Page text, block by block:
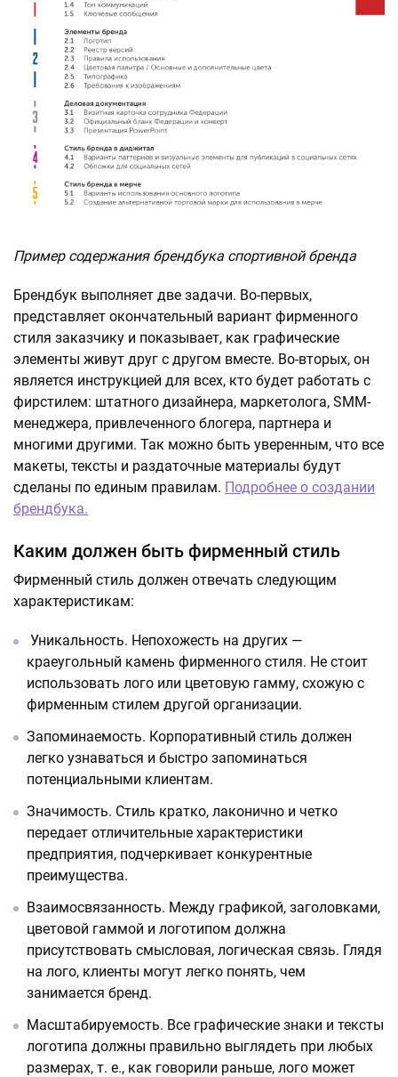
Пример содержания брендбука спортивной бренда
Брендбук выполняет две задачи. Во-первых,
представляет окончательный вариант фирменного
стиля заказчику и показывает, как графические
элементы живут друг с другом вместе. Во-вторых, он
является инструкцией для всех, кто будет работать с
фирстилем: штатного дизайнера, маркетолога, SMM-
менеджера, привлеченного блогера, партнера и
многими другими. Так можно быть уверенным, что все
макеты, тексты и раздаточные материалы будут
сделаны по единым правилам. Подробнее о создании
брендбука.
Каким должен быть фирменный стиль
Фирменный стиль должен отвечать следующим
характеристикам:
Уникальность. Непохожесть на других —
краеугольный камень фирменного стиля. Не стоит
использовать лого или цветовую гамму, схожую с
фирменным стилем другой организации.
Запоминаемость. Корпоративный стиль должен
легко узнаваться и быстро запоминаться
потенциальными клиентам.
Значимость. Стиль кратко, лаконично и четко
передает отличительные характеристики
предприятия, подчеркивает конкурентные
преимущества.
Взаимосвязанность. Между графикой, заголовками,
цветовой гаммой и логотипом должна
присутствовать смысловая, логическая связь. Глядя
на лого, клиенты могут легко понять, чем
занимается бренд.
Масштабируемость. Все графические знаки и тексты
логотипа должны правильно выглядеть при любых
размерах, т. е., как говорили раньше, лого может